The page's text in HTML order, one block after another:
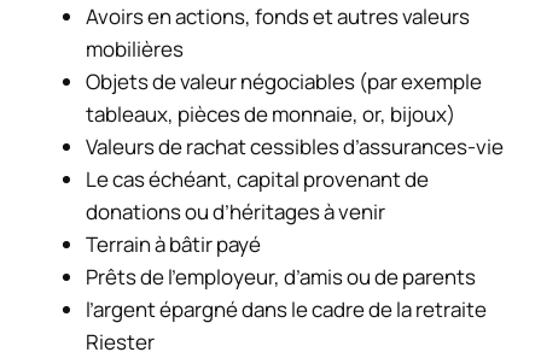
Avoirs en actions, fonds et autres valeurs
mobilières
Objets de valeur négociables (par exemple
tableaux, pièces de monnaie, or, bijoux)
Valeurs de rachat cessibles d’assurances-vie
Le cas échéant, capital provenant de
donations ou d’héritages à venir
Terrain à bâtir payé
Prêts de l’employeur, d’amis ou de parents
l’argent épargné dans le cadre de la retraite
Riester